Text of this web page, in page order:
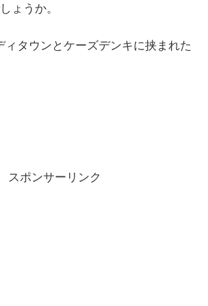
ょうか。
ィタウンとケーズデンキに挟まれた
スポンサーリンク